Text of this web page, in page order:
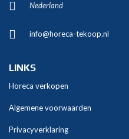
Nederland
info@horeca-tekoop.nl
LINKS
Horeca verkopen
Algemene voorwaarden
Privacyverklaring